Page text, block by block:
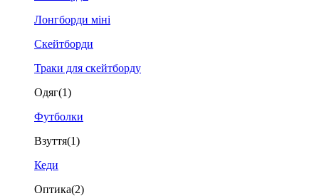
Лонгборди міні
Скейтборди
Траки для скейтборду
Одяг(1)
Футболки
Взуття(1)
Кеди
Оптика(2)